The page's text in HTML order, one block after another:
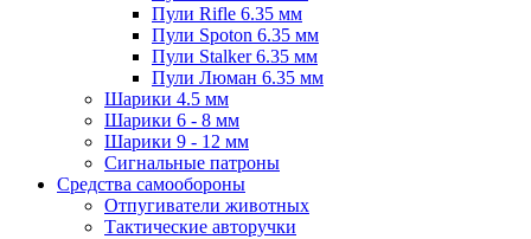
Пули Rifle 6.35 мм
Пули Spoton 6.35 мм
Пули Stalker 6.35 мм
Пули Люман 6.35 мм
Шарики 4.5 мм
Шарики 6 - 8 мм
Шарики 9 - 12 мм
Сигнальные патроны
Средства самообороны
Отпугиватели животных
Тактические авторучки